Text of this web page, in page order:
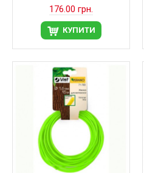
176.00 грн.
КУПИТИ